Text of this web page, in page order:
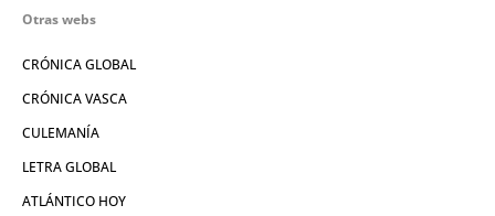
Otras webs
CRÓNICA GLOBAL
CRÓNICA VASCA
CULEMANÍA
LETRA GLOBAL
ATLÁNTICO HOY